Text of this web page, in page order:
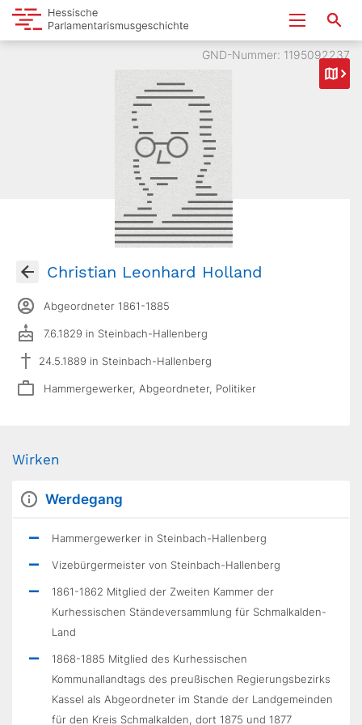
GND-Nummer: 1195092237
Christian Leonhard Holland
Abgeordneter 1861-1885
7.6.1829 in Steinbach-Hallenberg
24.5.1889 in Steinbach-Hallenberg
Hammergewerker, Abgeordneter, Politiker
Wirken
Werdegang
Hammergewerker in Steinbach-Hallenberg
Vizebürgermeister von Steinbach-Hallenberg
1861-1862 Mitglied der Zweiten Kammer der
Kurhessischen Ständeversammlung für Schmalkalden-
Land
1868-1885 Mitglied des Kurhessischen
Kommunallandtags des preußischen Regierungsbezirks
Kassel als Abgeordneter im Stande der Landgemeinden
für den Kreis Schmalkalden, dort 1875 und 1877